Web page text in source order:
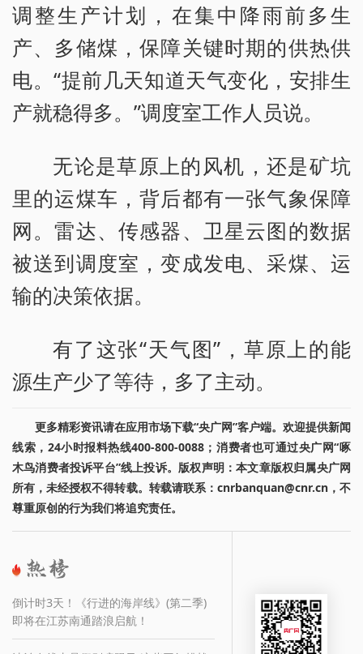
调整生产计划，在集中降雨前多生
产、多储煤，保障关键时期的供热供
电。“提前几天知道天气变化，安排生
产就稳得多。”调度室工作人员说。
无论是草原上的风机，还是矿坑
里的运煤车，背后都有一张气象保障
网。雷达、传感器、卫星云图的数据
被送到调度室，变成发电、采煤、运
输的决策依据。
有了这张“天气图”，草原上的能
源生产少了等待，多了主动。
更多精彩资讯请在应用市场下载“央广网”客户端。欢迎提供新闻
线索，24小时报料热线400-800-0088；消费者也可通过央广网“啄
木鸟消费者投诉平台”线上投诉。版权声明：本文章版权归属央广网
所有，未经授权不得转载。转载请联系：cnrbanquan@cnr.cn，不
尊重原创的行为我们将追究责任。
倒计时3天！《行进的海岸线》(第二季)
即将在江苏南通踏浪启航！